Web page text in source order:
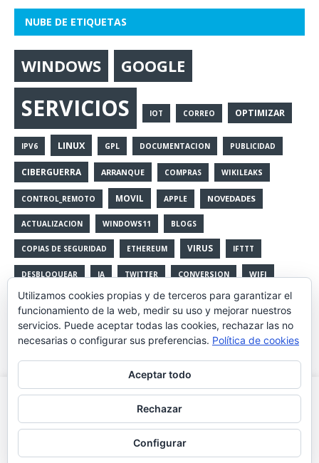
NUBE DE ETIQUETAS
WINDOWS GOOGLE
SERVICIOS IOT CORREO OPTIMIZAR
IPV6 LINUX GPL DOCUMENTACION PUBLICIDAD
CIBERGUERRA ARRANQUE COMPRAS WIKILEAKS
CONTROL_REMOTO MOVIL APPLE NOVEDADES
ACTUALIZACION WINDOWS11 BLOGS
COPIAS DE SEGURIDAD ETHEREUM VIRUS IFTTT
DESBLOQUEAR IA TWITTER CONVERSION WIFI
CAPTCHA NSA EXTENSIONES OPTIMIZACION DNI
EXTENSION VULNERABILIDADES ENTREVISTAS
CONSEJOS
PROTOCOLO CONTRASEÑAS
Utilizamos cookies propias y de terceros para mejorar la
experiencia de navegación, y ofrecer contenidos y publicidad
de interés. Al continuar con la navegación entendemos que se
acepta nuestra política de cookies.
Aceptar Leer más
Utilizamos cookies propias y de terceros para garantizar el
funcionamiento de la web, medir su uso y mejorar nuestros
servicios. Puede aceptar todas las cookies, rechazar las no
necesarias o configurar sus preferencias. Política de cookies
Aceptar todo
Rechazar
Configurar